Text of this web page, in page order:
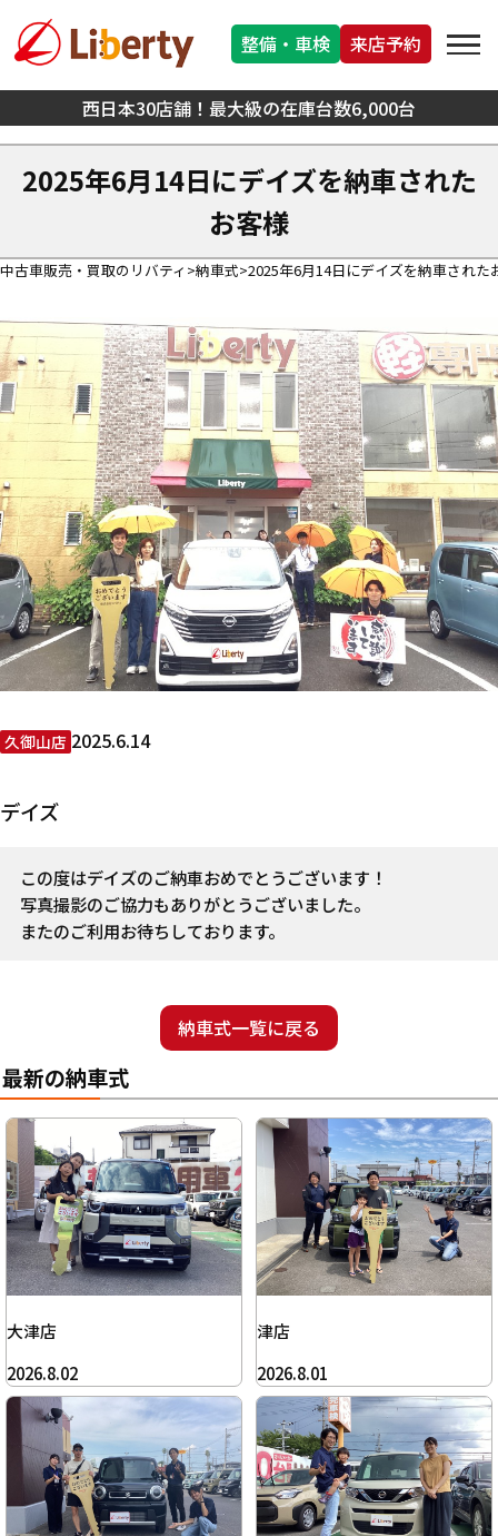
西日本30店舗！最大級の在庫台数6,000台
整備・車検 来店予約
2025年6月14日にデイズを納車された
お客様
中古車販売・買取のリバティ 納車式 2025年6月14日にデイズを納車された
久御山店 2025.6.14
デイズ
この度はデイズのご納車おめでとうございます！
写真撮影のご協力もありがとうございました。
またのご利用お待ちしております。
納車式一覧に戻る
最新の納車式
大津店
2026.8.02
津店
2026.8.01